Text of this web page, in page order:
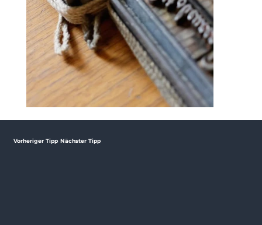
Vorheriger Tipp Nächster Tipp